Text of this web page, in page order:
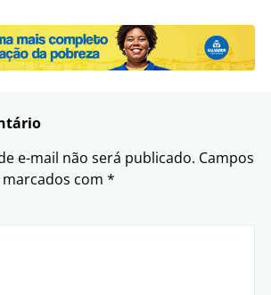
e-mail não será publicado. Campos
com *